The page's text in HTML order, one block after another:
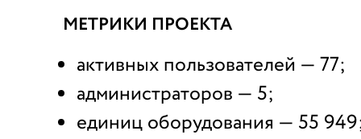
МЕТРИКИ ПРОЕКТА
активных пользователей — 77;
администраторов — 5;
единиц оборудования — 55